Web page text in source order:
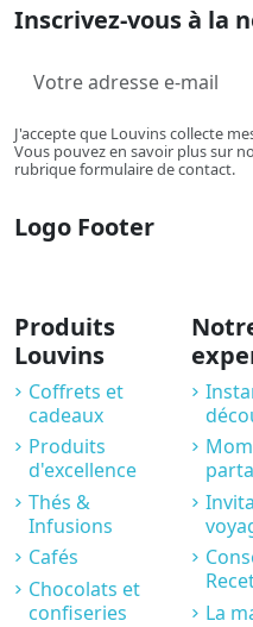
Inscrivez-vous à la
J'accepte que Louvins collecte
Vous pouvez en savoir plus sur
rubrique formulaire de contact.
Logo Footer
Produits
Louvins
Coffrets et
cadeaux
Produits
d'excellence
Thés &
Infusions
Cafés
Chocolats et
confiseries
La